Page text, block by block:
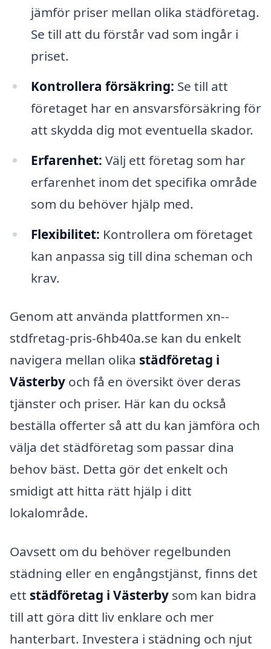
jämför priser mellan olika städföretag.
Se till att du förstår vad som ingår i
priset.
Kontrollera försäkring: Se till att
företaget har en ansvarsförsäkring för
att skydda dig mot eventuella skador.
Erfarenhet: Välj ett företag som har
erfarenhet inom det specifika område
som du behöver hjälp med.
Flexibilitet: Kontrollera om företaget
kan anpassa sig till dina scheman och
krav.
Genom att använda plattformen xn--
stdfretag-pris-6hb40a.se kan du enkelt
navigera mellan olika städföretag i
Västerby och få en översikt över deras
tjänster och priser. Här kan du också
beställa offerter så att du kan jämföra och
välja det städföretag som passar dina
behov bäst. Detta gör det enkelt och
smidigt att hitta rätt hjälp i ditt
lokalområde.
Oavsett om du behöver regelbunden
städning eller en engångstjänst, finns det
ett städföretag i Västerby som kan bidra
till att göra ditt liv enklare och mer
hanterbart. Investera i städning och njut